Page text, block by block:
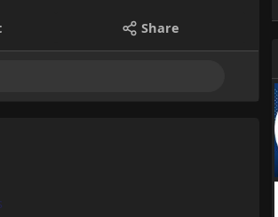
Share